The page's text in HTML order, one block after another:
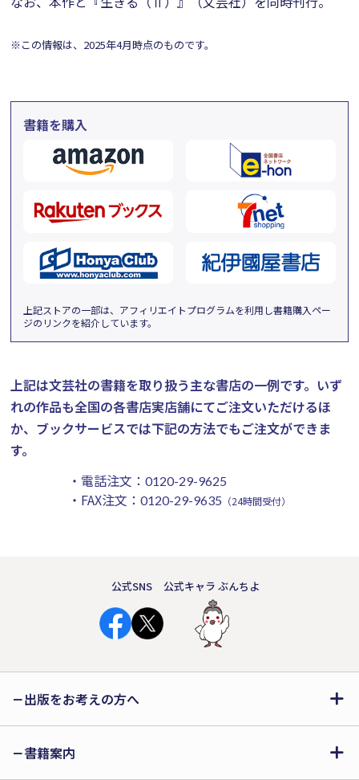
※この情報は、2025年4月時点のものです。
書籍を購入
上記ストアの一部は、アフィリエイトプログラムを利用し書籍購入ペー
ジのリンクを紹介しています。
上記は文芸社の書籍を取り扱う主な書店の一例です。 いず
れの作品も全国の各書店実店舗にてご注文いただけるほ
か、ブックサービスでは下記の方法でもご注文ができま
す。
・電話注文： 0120-29-9625
・FAX注文： 0120-29-9635 （24時間受付）
公式SNS 公式キャラ ぶんちよ
出版をお考えの方へ
書籍案内